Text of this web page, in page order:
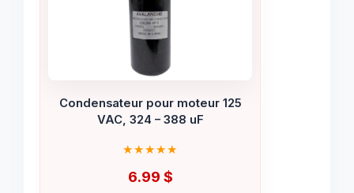
Condensateur pour moteur 125
VAC, 324 – 388 uF
6.99 $